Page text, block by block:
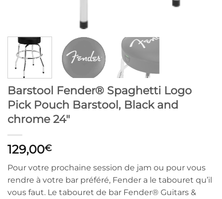
Barstool Fender® Spaghetti Logo
Pick Pouch Barstool, Black and
chrome 24″
129,00€
Pour votre prochaine session de jam ou pour vous
rendre à votre bar préféré, Fender a le tabouret qu’il
vous faut. Le tabouret de bar Fender® Guitars &